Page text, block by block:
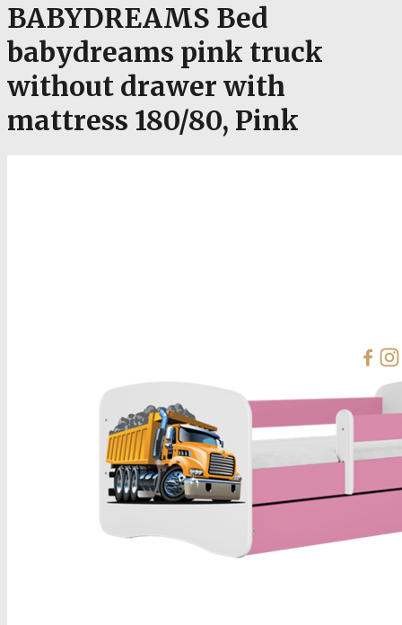
BABYDREAMS Bed
babydreams pink truck
without drawer with
mattress 180/80, Pink